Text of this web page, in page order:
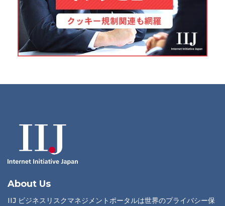
About Us
IIJ ビジネスリスクマネジメントポータルは世界のプライバシー保